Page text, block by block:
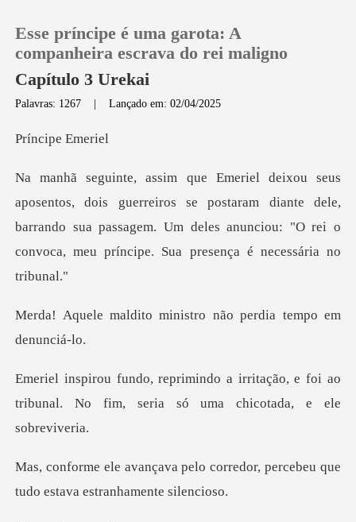
Histórico
Sair
Esse príncipe é uma garota: A
companheira escrava do rei maligno
Capítulo 3 Urekai
Palavras: 1267 |Lançado em: 02/04/2025
ipe E
iros se postaram diante dele,
barrando sua passagem. Um deles anunciou:
ministro não perdia
ritação, e foi ao
tribunal. No fim, ser
corredor, percebeu que
tudo es